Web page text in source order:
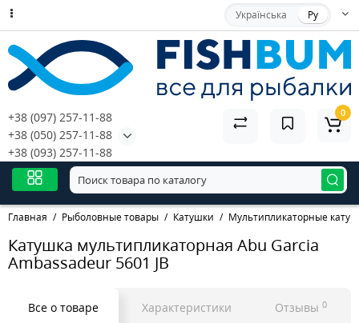
Українська Ру
+38 (097) 257-11-88
+38 (050) 257-11-88
+38 (093) 257-11-88
0
Главная Рыболовные товары Катушки Мультипликаторные
Катушка мультипликаторная Abu Garcia
Ambassadeur 5601 JB
Все о товаре Характеристики Отзывы 0